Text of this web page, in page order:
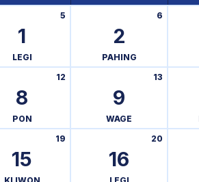
1
5
LEGI
2
6
PAHING
8
12
PON
9
13
WAGE
15
19
16
20